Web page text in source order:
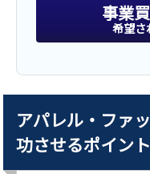
事業
希望さ
アパレル・ファ
功させるポイント